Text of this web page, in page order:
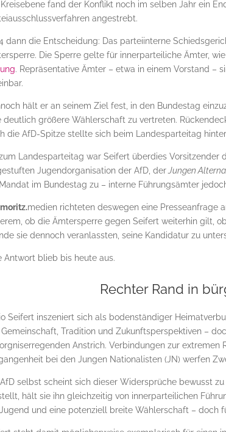
fand der Konflikt noch im selben Jahr ein
angestrebt.
dann die Entscheidung: Das parteiinterne
Die Sperre gelte für innerparteiliche Ämter,
. Repräsentative Ämter – etwa in einem Vorstand –
hält er an seinem Ziel fest, in den Bundestag
deutlich größere Wählerschaft zu vertreten.
die AfD-Spitze stellte sich beim Landesparteitag
Landesparteitag war Seifert überdies
Jugendorganisation der AfD, der Jungen
im Bundestag zu – interne Führungsämter
moritz.medien richteten deswegen eine Presseanfrage
ob die Ämtersperre gegen Seifert weiterhin gilt,
sie dennoch veranlassten, seine Kandidatur zu
Antwort blieb bis heute aus.
Rechter Rand in
Seifert inszeniert sich als bodenständiger
Gemeinschaft, Tradition und Zukunftsperspektiven –
Anstrich. Verbindungen zur
bei den Jungen Nationalisten (JN) werfen
AfD selbst scheint sich dieser Widersprüche bewusst
hält sie ihn gleichzeitig von innerparteilichen
und eine potenziell breite Wählerschaft – doch